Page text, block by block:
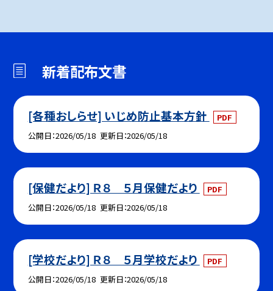
新着配布文書
[各種おしらせ] いじめ防止基本方針
PDF
公開日 2026/05/18 更新日 2026/05/18
[保健だより] Ｒ８ ５月保健だより
PDF
公開日 2026/05/18 更新日 2026/05/18
[学校だより] Ｒ８ ５月学校だより
PDF
公開日 2026/05/18 更新日 2026/05/18